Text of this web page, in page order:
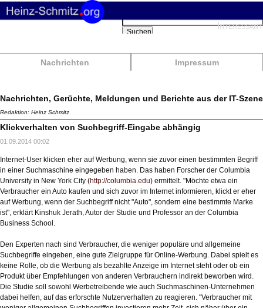
Nachrichten Impressum
Suchbegriffe
Suchen
Nachrichten, Gerüchte, Meldungen und Berichte aus der IT-Szene
Redaktion: Heinz Schmitz
Klickverhalten von Suchbegriff-Eingabe abhängig
01.09.2014 00:02
Internet-User klicken eher auf Werbung, wenn sie zuvor einen bestimmten Begriff
in einer Suchmaschine eingegeben haben. Das haben Forscher der Columbia
University in New York City (http://columbia.edu) ermittelt. "Möchte etwa ein
Verbraucher ein Auto kaufen und sich zuvor im Internet informieren, klickt er eher
auf Werbung, wenn der Suchbegriff nicht "Auto", sondern eine bestimmte Marke
ist", erklärt Kinshuk Jerath, Autor der Studie und Professor an der Columbia
Business School.
Den Experten nach sind Verbraucher, die weniger populäre und allgemeine
Suchbegriffe eingeben, eine gute Zielgruppe für Online-Werbung. Dabei spielt es
keine Rolle, ob die Werbung als bezahlte Anzeige im Internet steht oder ob ein
Produkt über Empfehlungen von anderen Verbrauchern indirekt beworben wird.
Die Studie soll sowohl Werbetreibende wie auch Suchmaschinen-Unternehmen
dabei helfen, auf das erforschte Nutzerverhalten zu reagieren. "Verbraucher mit